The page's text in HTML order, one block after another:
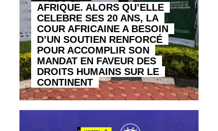
AFRIQUE. ALORS QU’ELLE
CELEBRE SES 20 ANS, LA
COUR AFRICAINE A BESOIN
D’UN SOUTIEN RENFORCÉ
POUR ACCOMPLIR SON
MANDAT EN FAVEUR DES
DROITS HUMAINS SUR LE
CONTINENT